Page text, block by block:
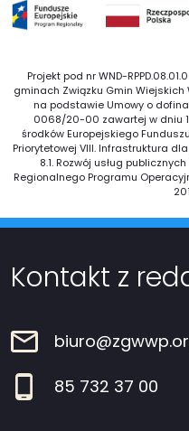
Projekt pod nr WND-
gminach Związku Gmin
na podstawie Umowy o
0068/20-00 zawartej w dniu
środków Europejskiego
Priorytetowej VIII. Infrastruktura
8.1. Rozwój usług
Regionalnego Programu
Kontakt z
85 732 37 00